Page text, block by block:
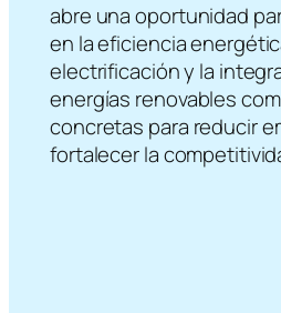
abre una oportunidad
en la eficiencia
electrificación y la
energías renovables
concretas para reducir
fortalecer la